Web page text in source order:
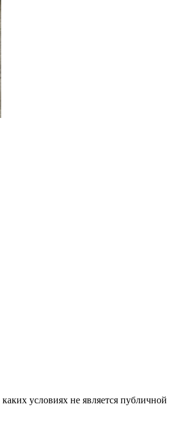
условиях не является публичной